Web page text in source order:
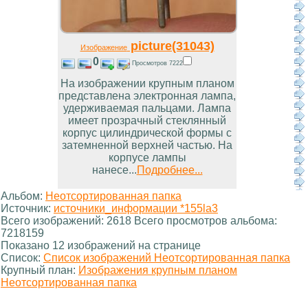
Изображениеpicture(31043)
0 Просмотров 7222
На изображении крупным планом
представлена электронная лампа,
удерживаемая пальцами. Лампа
имеет прозрачный стеклянный
корпус цилиндрической формы с
затемненной верхней частью. На
корпусе лампы
нанесе...Подробнее...
Альбом: Неотсортированная папка
Источник: источники_информации *155la3
Всего изображений: 2618 Всего просмотров альбома:
7218159
Показано 12 изображений на странице
Список: Список изображений Неотсортированная папка
Крупный план: Изображения крупным планом
Неотсортированная папка